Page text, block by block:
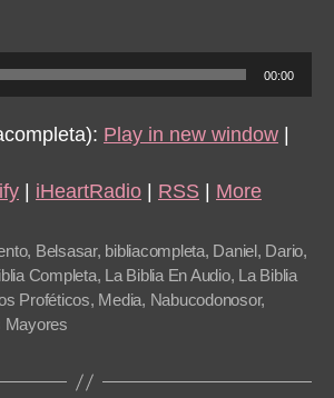
00:00
Play in new window
iHeartRadio RSS More
, Belsasar, bibliacompleta, Daniel, Dario,
Completa, La Biblia En Audio, La Biblia
Proféticos, Media, Nabucodonosor,
Mayores